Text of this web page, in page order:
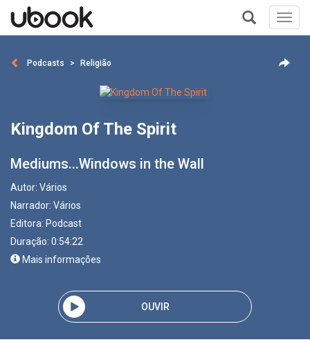
+
Podcasts Religião
Kingdom Of The Spirit
Mediums...Windows in the Wall
Autor: Vários
Narrador: Vários
Editora: Podcast
Duração: 0:54:22
Mais informações
OUVIR